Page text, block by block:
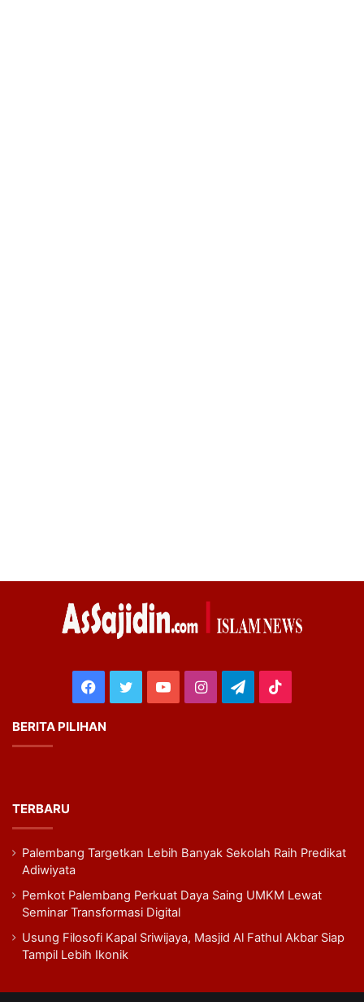
Facebook
TwitterYouTubeInstagram
Telegram
BERITA PILIHAN
TERBARU
Palembang Targetkan Lebih Banyak Sekolah Raih Predikat
Adiwiyata
Pemkot Palembang Perkuat Daya Saing UMKM Lewat
Seminar Transformasi Digital
Usung Filosofi Kapal Sriwijaya, Masjid Al Fathul Akbar Siap
Tampil Lebih Ikonik